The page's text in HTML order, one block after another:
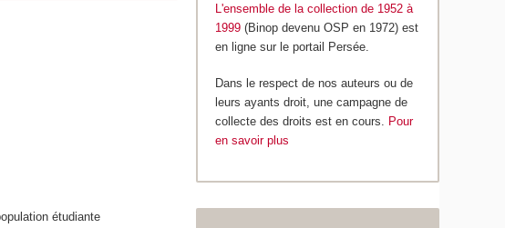
étudiante
L'ensemble de la collection de 1952 à
1999 (Binop devenu OSP en 1972) est
en ligne sur le portail Persée.
Dans le respect de nos auteurs ou de
leurs ayants droit, une campagne de
collecte des droits est en cours. Pour
en savoir plus